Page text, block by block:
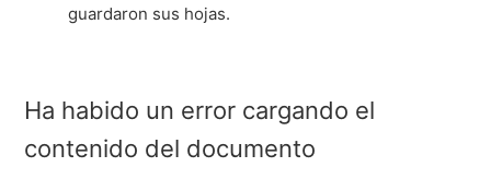
guardaron sus hojas.
Ha habido un error cargando el
contenido del documento